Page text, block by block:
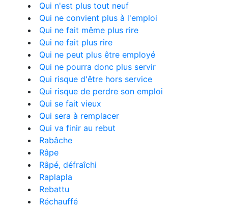
Qui n'est plus tout neuf
Qui ne convient plus à l'emploi
Qui ne fait même plus rire
Qui ne fait plus rire
Qui ne peut plus être employé
Qui ne pourra donc plus servir
Qui risque d'être hors service
Qui risque de perdre son emploi
Qui se fait vieux
Qui sera à remplacer
Qui va finir au rebut
Rabâche
Râpe
Râpé, défraîchi
Raplapla
Rebattu
Réchauffé